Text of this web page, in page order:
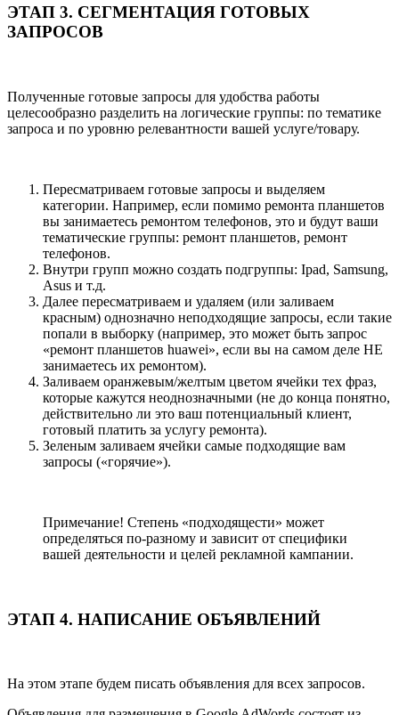
ЭТАП 3. СЕГМЕНТАЦИЯ ГОТОВЫХ
ЗАПРОСОВ
Полученные готовые запросы для удобства работы
целесообразно разделить на логические группы: по тематике
запроса и по уровню релевантности вашей услуге/товару.
Пересматриваем готовые запросы и выделяем
категории. Например, если помимо ремонта планшетов
вы занимаетесь ремонтом телефонов, это и будут ваши
тематические группы: ремонт планшетов, ремонт
телефонов.
Внутри групп можно создать подгруппы: Ipad, Samsung,
Asus и т.д.
Далее пересматриваем и удаляем (или заливаем
красным) однозначно неподходящие запросы, если такие
попали в выборку (например, это может быть запрос
«ремонт планшетов huawei», если вы на самом деле НЕ
занимаетесь их ремонтом).
Заливаем оранжевым/желтым цветом ячейки тех фраз,
которые кажутся неоднозначными (не до конца понятно,
действительно ли это ваш потенциальный клиент,
готовый платить за услугу ремонта).
Зеленым заливаем ячейки самые подходящие вам
запросы («горячие»).
Примечание! Степень «подходящести» может
определяться по-разному и зависит от специфики
вашей деятельности и целей рекламной кампании.
ЭТАП 4. НАПИСАНИЕ ОБЪЯВЛЕНИЙ
На этом этапе будем писать объявления для всех запросов.